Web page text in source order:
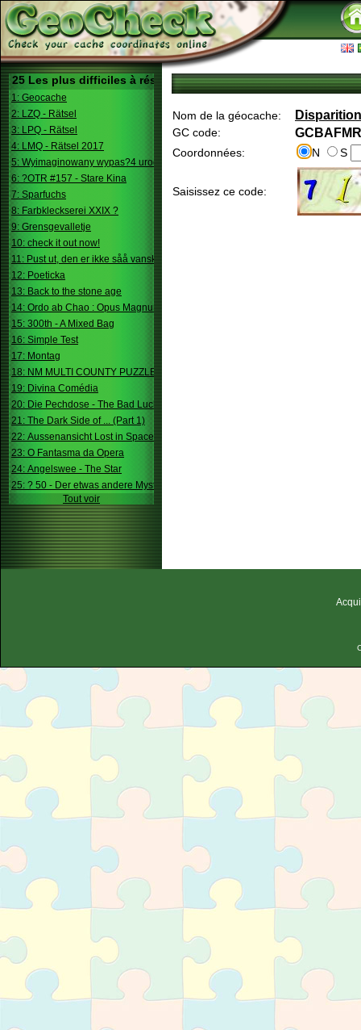
25 Les plus difficiles à résoudre
1: Geocache
2: LZQ - Rätsel
3: LPQ - Rätsel
4: LMQ - Rätsel 2017
5: Wyimaginowany wypas?4 urodziny
6: ?OTR #157 - Stare Kina
7: Sparfuchs
8: Farbkleckserei XXIX ?
9: Grensgevalletje
10: check it out now!
11: Pust ut, den er ikke såå vanskelig.
12: Poeticka
13: Back to the stone age
14: Ordo ab Chao : Opus Magnum
15: 300th - A Mixed Bag
16: Simple Test
17: Montag
18: NM MULTI COUNTY PUZZLE
19: Divina Comédia
20: Die Pechdose - The Bad Luck Box
21: The Dark Side of ... (Part 1)
22: Aussenansicht Lost in Space
23: O Fantasma da Opera
24: Angelswee - The Star
25: ? 50 - Der etwas andere Mystery
Tout voir
Nom de la géocache:
GC code: GCBAFMR
Coordonnées: N S
Saisissez ce code: